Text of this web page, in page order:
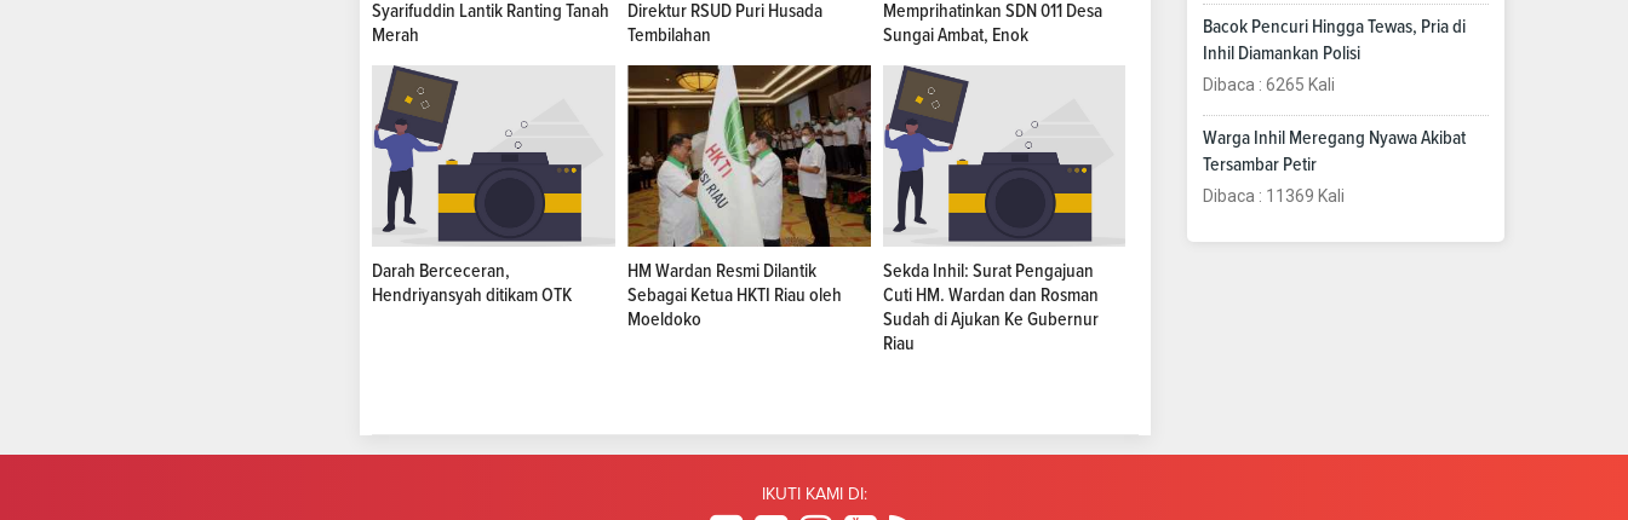
Syarifuddin Lantik Ranting Tanah
Merah
Direktur RSUD Puri Husada
Tembilahan
Memprihatinkan SDN 011 Desa
Sungai Ambat, Enok
Darah Berceceran,
Hendriyansyah ditikam OTK
HM Wardan Resmi Dilantik
Sebagai Ketua HKTI Riau oleh
Moeldoko
Sekda Inhil: Surat Pengajuan
Cuti HM. Wardan dan Rosman
Sudah di Ajukan Ke Gubernur
Riau
Bacok Pencuri Hingga Tewas, Pria di
Inhil Diamankan Polisi
Dibaca : 6265 Kali
Warga Inhil Meregang Nyawa Akibat
Tersambar Petir
Dibaca : 11369 Kali
IKUTI KAMI DI: